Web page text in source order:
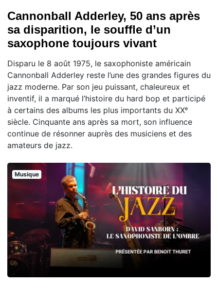
Cannonball Adderley, 50 ans après
sa disparition, le souffle d’un
saxophone toujours vivant
Disparu le 8 août 1975, le saxophoniste américain
Cannonball Adderley reste l’une des grandes figures du
jazz moderne. Par son jeu puissant, chaleureux et
inventif, il a marqué l’histoire du hard bop et participé
à certains des albums les plus importants du XXᵉ
siècle. Cinquante ans après sa mort, son influence
continue de résonner auprès des musiciens et des
amateurs de jazz.
Musique